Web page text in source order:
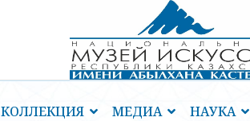
КОЛЛЕКЦИЯ МЕДИА НАУКА